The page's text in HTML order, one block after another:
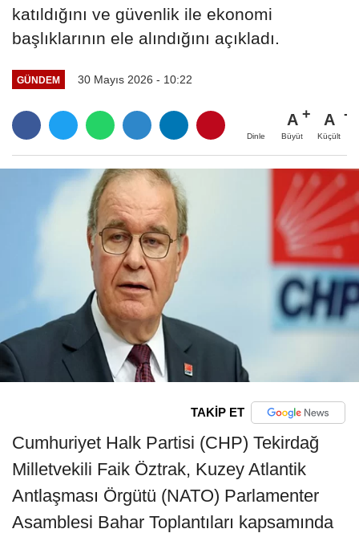
katıldığını ve güvenlik ile ekonomi
başlıklarının ele alındığını açıkladı.
GÜNDEM 30 Mayıs 2026 - 10:22
Dinle
A
Büyüt
A
Küçült
TAKİP ET
Cumhuriyet Halk Partisi (CHP) Tekirdağ
Milletvekili Faik Öztrak, Kuzey Atlantik
Antlaşması Örgütü (NATO) Parlamenter
Asamblesi Bahar Toplantıları kapsamında